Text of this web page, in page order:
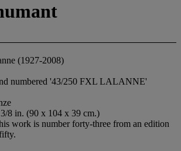
(1927-2008)
numbered '43/250 FXL LALANNE'
8 in. (90 x 104 x 39 cm.)
work is number forty-three from an edition